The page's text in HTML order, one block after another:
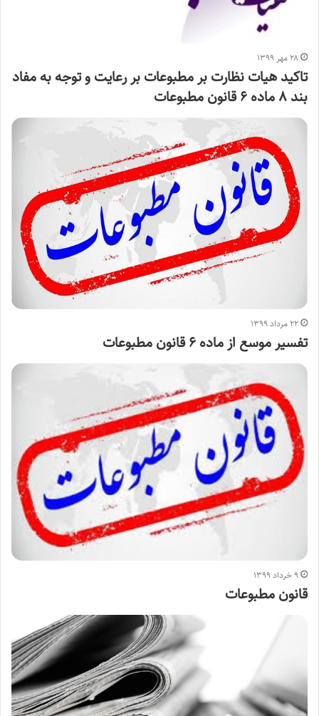
۲۸ مهر ۱۳۹۹
تاکید هیات نظارت بر مطبوعات بر رعایت و توجه به مفاد
بند ۸ ماده ۶ قانون مطبوعات
۲۲ مرداد ۱۳۹۹
تفسیر موسع از ماده ۶ قانون مطبوعات
۹ خرداد ۱۳۹۹
قانون مطبوعات